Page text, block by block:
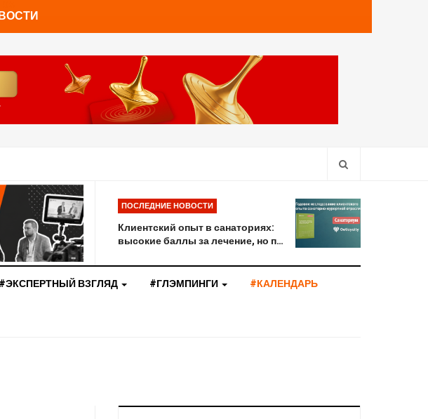
ПОСЛЕДНИЕ НОВОСТИ
Клиентский опыт в санаториях:
высокие баллы за лечение, но п…
#ЭКСПЕРТНЫЙ ВЗГЛЯД #ГЛЭМПИНГИ #КАЛЕНДАРЬ